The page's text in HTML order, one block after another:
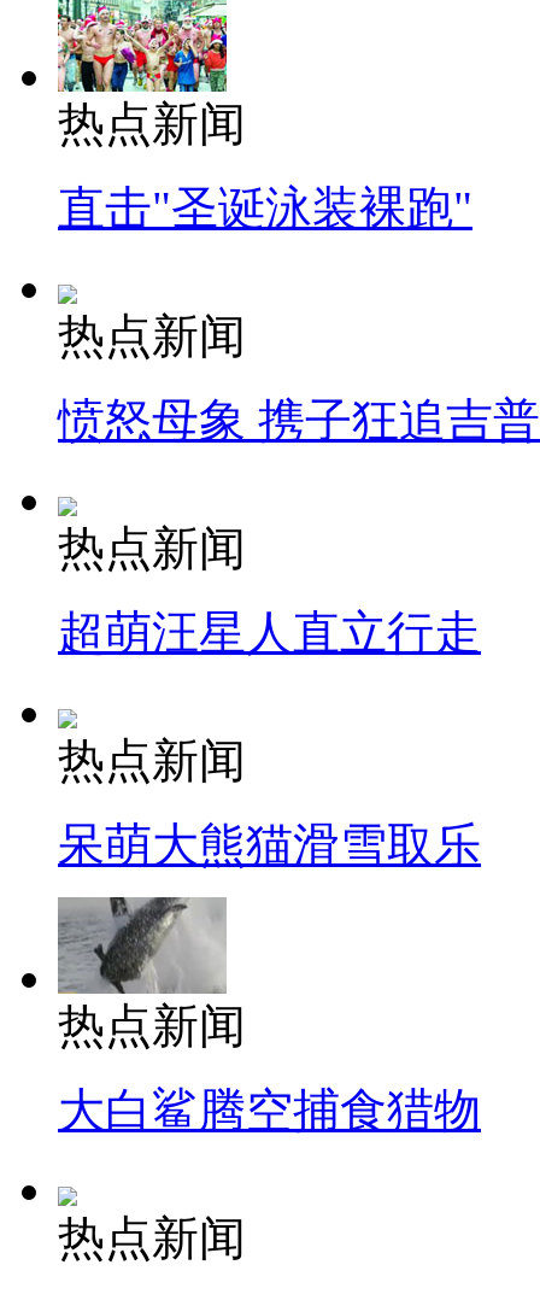
热点新闻
直击"圣诞泳装裸跑"
热点新闻
愤怒母象 携子狂追吉
热点新闻
超萌汪星人直立行走
热点新闻
呆萌大熊猫滑雪取乐
热点新闻
大白鲨腾空捕食猎物
热点新闻